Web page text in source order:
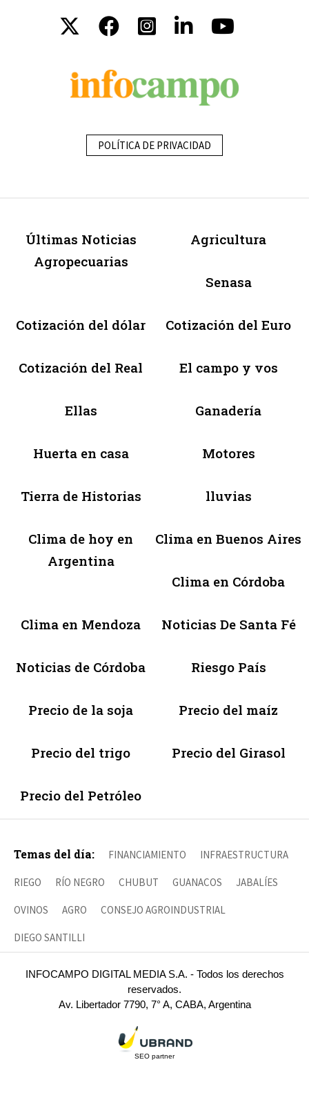
POLÍTICA DE PRIVACIDAD
Últimas Noticias
Agropecuarias
Agricultura
Senasa
Cotización del dólar Cotización del Euro
Cotización del Real El campo y vos
Ellas Ganadería
Huerta en casa Motores
Tierra de Historias lluvias
Clima de hoy en
Argentina
Clima en Buenos Aires
Clima en Córdoba
Clima en Mendoza Noticias De Santa Fé
Noticias de Córdoba Riesgo País
Precio de la soja Precio del maíz
Precio del trigo Precio del Girasol
Precio del Petróleo
Temas del día: FINANCIAMIENTO INFRAESTRUCTURA
RIEGO RÍO NEGRO CHUBUT GUANACOS JABALÍES
OVINOS AGRO CONSEJO AGROINDUSTRIAL
DIEGO SANTILLI
INFOCAMPO DIGITAL MEDIA S.A. - Todos los derechos
reservados.
Av. Libertador 7790, 7° A, CABA, Argentina
SEO partner